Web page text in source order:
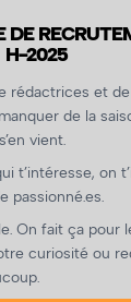
DE
H-2025
rédactrices et
de la
vient.
t’intéresse, on
passionné.es.
On fait ça pour
curiosité ou